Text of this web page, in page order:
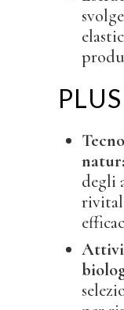
PLUS
degli
Attivi